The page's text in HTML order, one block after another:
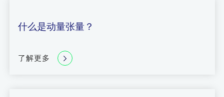
什么是动量张量？
了解更多